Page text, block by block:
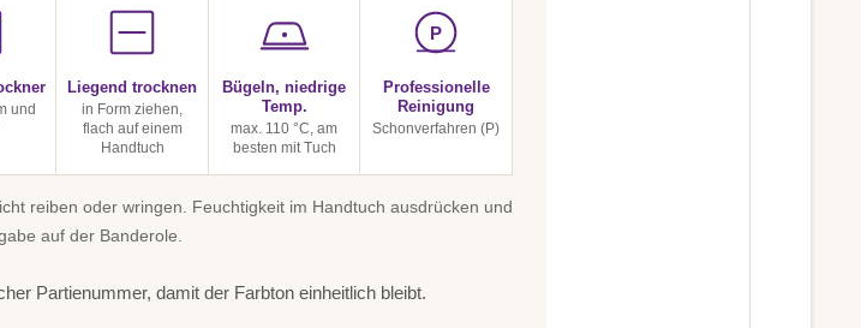
und
Liegend trocknen
in Form ziehen,
flach auf einem
Handtuch
Bügeln, niedrige
Temp.
max. 110 °C, am
besten mit Tuch
P
Professionelle
Reinigung
Schonverfahren (P)
reiben oder wringen. Feuchtigkeit im Handtuch ausdrücken und
auf der Banderole.
Partienummer, damit der Farbton einheitlich bleibt.